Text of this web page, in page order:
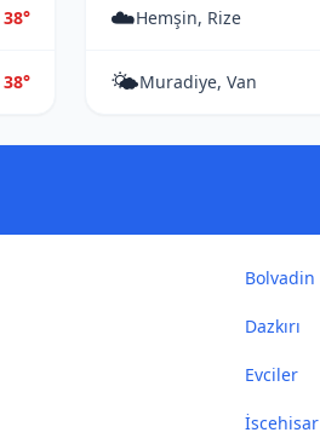
38°
38°
☁️Hemşin, Rize
🌤️Muradiye, Van
Bolvadin
Dazkırı
Evciler
İscehisar